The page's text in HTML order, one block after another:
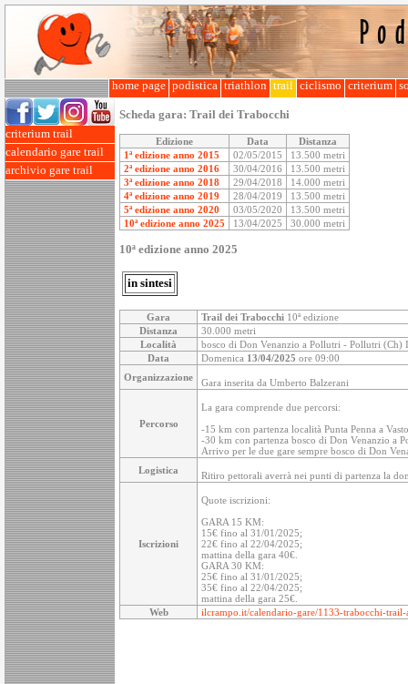
home page podistica triathlon trail ciclismo criterium
criterium trail
calendario gare trail
archivio gare trail
Scheda gara: Trail dei Trabocchi
Edizione Data
Distanza
1ª edizione anno 2015
02/05/2015
13.500 metri
2ª edizione anno 2016
30/04/2016
13.500 metri
3ª edizione anno 2018
29/04/2018
14.000 metri
4ª edizione anno 2019
28/04/2019
13.500 metri
5ª edizione anno 2020
03/05/2020
13.500 metri
10ª edizione anno 2025
13/04/2025 30.000 metri
10ª edizione anno 2025
in sintesi
Gara Trail dei Trabocchi 10ª edizione
Distanza
30.000 metri
Località
bosco di Don Venanzio a Pollutri - Pollutri (Ch)
Data
Domenica 13/04/2025 ore 09:00
Organizzazione
Gara inserita da Umberto Balzerani
Percorso
La gara comprende due percorsi:
-15 km con partenza località Punta Penna a
-30 km con partenza bosco di Don Venanzio a
Arrivo per le due gare sempre bosco di Don
Logistica
Ritiro pettorali averrà nei punti di partenza la
Iscrizioni
Quote iscrizioni:
GARA 15 KM:
15€ fino al 31/01/2025;
22€ fino al 22/04/2025;
mattina della gara 40€.
GARA 30 KM:
25€ fino al 31/01/2025;
35€ fino al 22/04/2025;
mattina della gara 25€.
Web
ilcrampo.it/calendario-gare/1133-trabocchi-